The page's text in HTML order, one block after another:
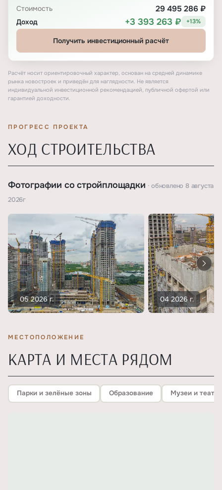
Стоимость 29 495 286 ₽
Доход +3 393 263 ₽ +13%
Получить инвестиционный расчёт
Расчёт носит ориентировочный характер, основан на средней динамике
рынка новостроек и приведён для наглядности. Не является
индивидуальной инвестиционной рекомендацией, публичной офертой или
гарантией доходности.
ПРОГРЕСС ПРОЕКТА
ХОД СТРОИТЕЛЬСТВА
Фотографии со стройплощадки · обновлено8 августа
2026г
05 2026 г. 04 2026 г.
МЕСТОПОЛОЖЕНИЕ
КАРТА И МЕСТА РЯДОМ
Парки и зелёные зоны Образование Музеи и